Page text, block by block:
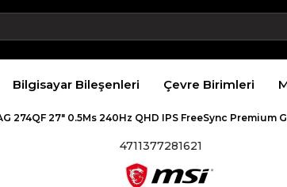
Bilgisayar Bileşenleri Çevre Birimleri
274QF 27″ 0.5Ms 240Hz QHD IPS FreeSync Premium
4711377281621